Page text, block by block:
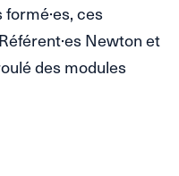
ces
Newton et
des modules